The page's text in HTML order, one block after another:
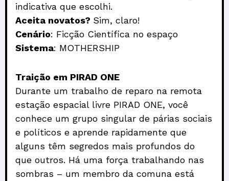
indicativa que escolhi.
Aceita novatos? Sim, claro!
Cenário: Ficção Científica no espaço
Sistema: MOTHERSHIP
Traição em PIRAD ONE
Durante um trabalho de reparo na remota
estação espacial livre PIRAD ONE, você
conhece um grupo singular de párias sociais
e políticos e aprende rapidamente que
alguns têm segredos mais profundos do
que outros. Há uma força trabalhando nas
sombras – um membro da comuna está